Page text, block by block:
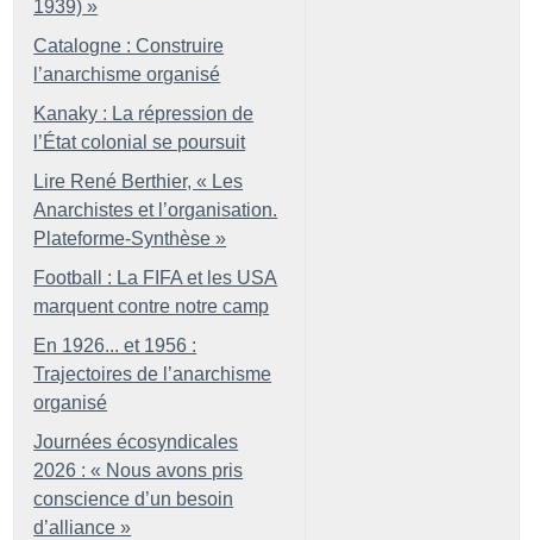
1939) »
Catalogne : Construire
l’anarchisme organisé
Kanaky : La répression de
l’État colonial se poursuit
Lire René Berthier, « Les
Anarchistes et l’organisation.
Plateforme-Synthèse »
Football : La FIFA et les USA
marquent contre notre camp
En 1926... et 1956 :
Trajectoires de l’anarchisme
organisé
Journées écosyndicales
2026 : « Nous avons pris
conscience d’un besoin
d’alliance »